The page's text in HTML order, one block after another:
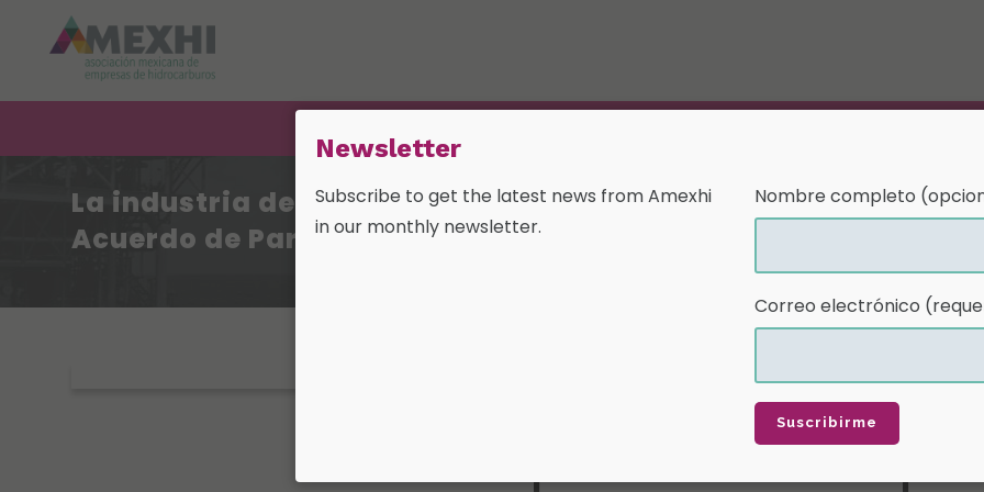
La industria del gas natural y el petróleo es clave para
Acuerdo de París
La industria
petróleo es clave
Newsletter
Subscribe to get the latest news from Amexhi
in our monthly newsletter.
Nombre completo
Correo electrónico